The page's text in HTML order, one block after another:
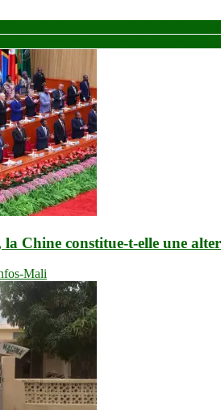
la Chine constitue-t-elle une
Mali